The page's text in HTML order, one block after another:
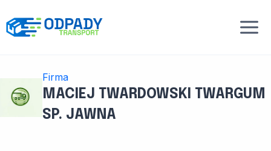
do
treści
Firma
MACIEJ TWARDOWSKI TWARGUM
SP. JAWNA